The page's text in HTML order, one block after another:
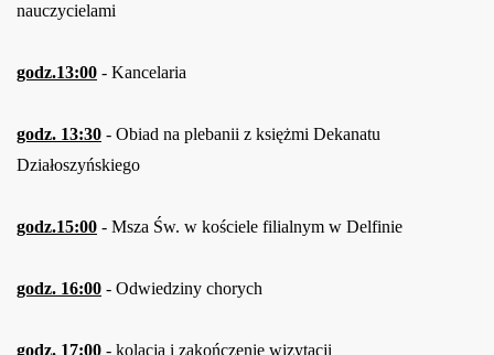
nauczycielami
godz.13:00 - Kancelaria
godz. 13:30 - Obiad na plebanii z księżmi Dekanatu
Działoszyńskiego
godz.15:00 - Msza Św. w kościele filialnym w Delfinie
godz. 16:00 - Odwiedziny chorych
godz. 17:00 - kolacja i zakończenie wizytacji